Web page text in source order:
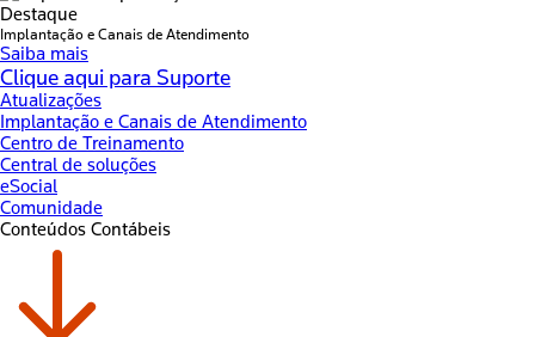
Destaque
Implantação e Canais de Atendimento
Saiba mais
Clique aqui para Suporte
Atualizações
Implantação e Canais de Atendimento
Centro de Treinamento
Central de soluções
eSocial
Comunidade
Conteúdos Contábeis